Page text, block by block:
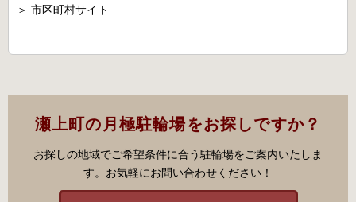
＞ 市区町村サイト
瀬上町の月極駐輪場をお探しですか？
お探しの地域でご希望条件に合う駐輪場をご案内いたしま
す。お気軽にお問い合わせください！